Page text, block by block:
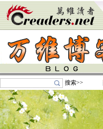
搜索>>